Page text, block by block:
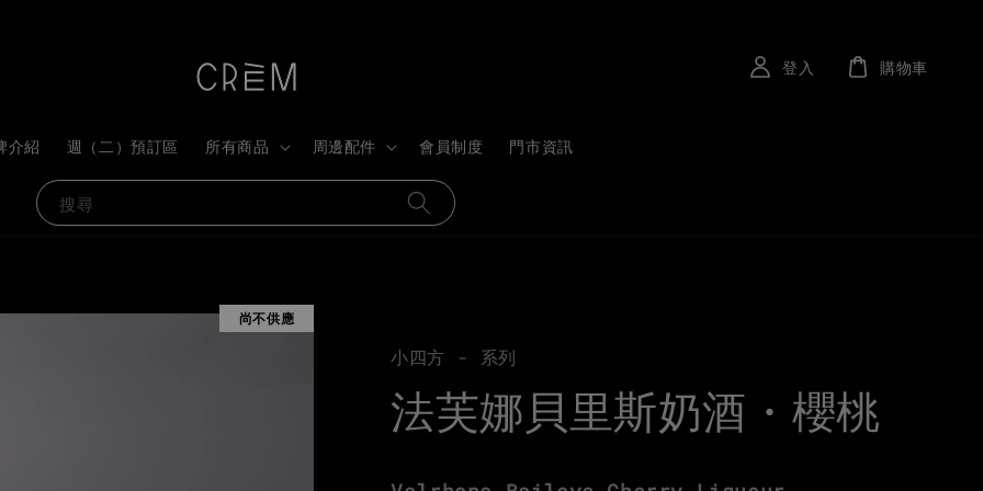
搜尋
介紹 週（二）預訂區 所有商品 周邊配件 會員制度 門市資訊
登入 購物車
尚不供應
小四方 - 系列
法芙娜貝里斯奶酒・櫻桃